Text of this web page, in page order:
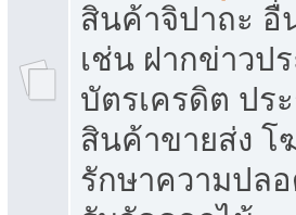
สินค้าจิปาถะ อื่
เช่น ฝากข่าวป
บัตรเครดิต ปร
สินค้าขายส่ง
รักษาความปล